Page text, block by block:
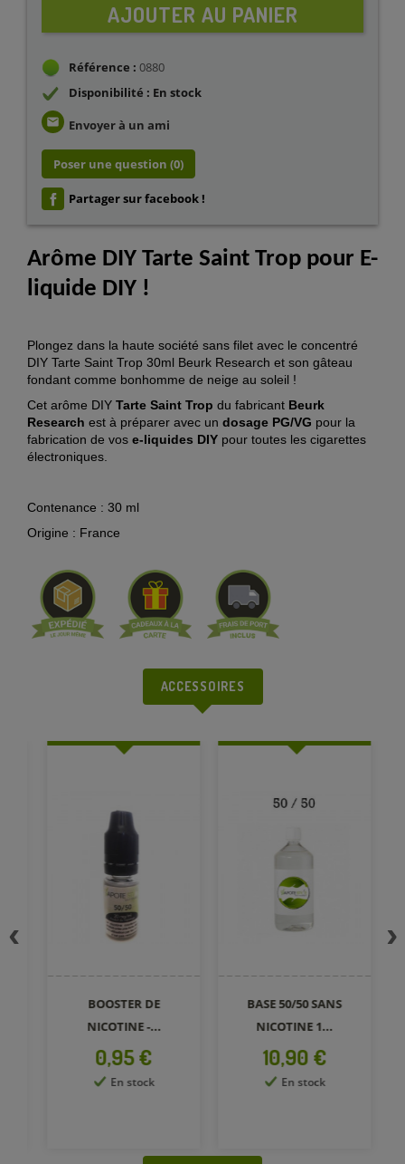
AJOUTER AU PANIER
Référence : 0880
Disponibilité : En stock
email Envoyer à un ami
Poser une question (0)
Partager sur facebook !
Arôme DIY Tarte Saint Trop pour E-
liquide DIY !
Plongez dans la haute société sans filet avec le concentré
DIY Tarte Saint Trop 30ml Beurk Research et son gâteau
fondant comme bonhomme de neige au soleil !
Cet arôme DIY Tarte Saint Trop du fabricant Beurk
Research est à préparer avec un dosage PG/VG pour la
fabrication de vos e-liquides DIY pour toutes les cigarettes
électroniques.
Contenance : 30 ml
Origine : France
ACCESSOIRES
BOOSTER DE
NICOTINE -...
Prix
0,95 €
En stock
BASE 50/50 SANS
NICOTINE 1...
Prix
10,90 €
En stock